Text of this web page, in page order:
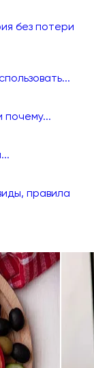
без потери
почему...
правила